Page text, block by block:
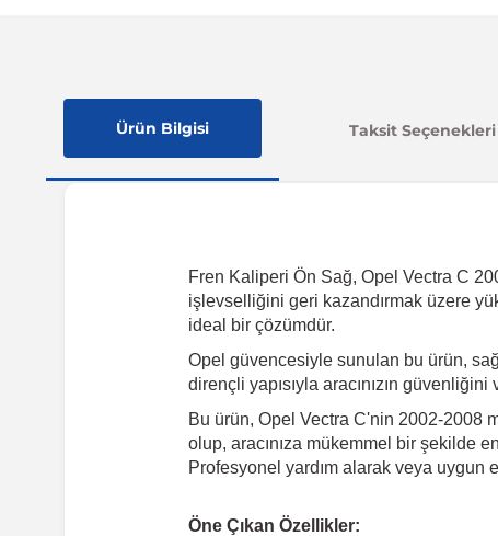
Ürün Bilgisi Taksit Seçenekleri
Fren Kaliperi Ön Sağ, Opel Vectra C
işlevselliğini geri kazandırmak üzere
ideal bir çözümdür.
Opel güvencesiyle sunulan bu ürün,
dirençli yapısıyla aracınızın
Bu ürün, Opel Vectra C'nin 2002-2008
olup, aracınıza mükemmel bir şekilde
Profesyonel yardım alarak veya uygun
Öne Çıkan Özellikler: